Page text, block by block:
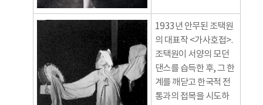
1933년 안무된 조택원
의 대표작 <가사호접>.
조택원이 서양의 모던
댄스를 습득한 후, 그 한
계를 깨닫고 한국적 전
통과의 접목을 시도하